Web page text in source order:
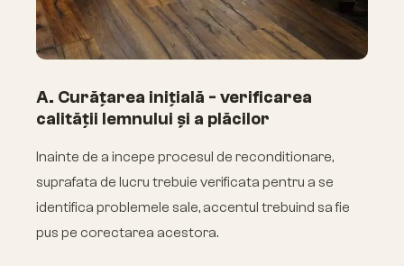
A. Curățarea inițială - verificarea
calității lemnului și a plăcilor
Inainte de a incepe procesul de reconditionare,
suprafata de lucru trebuie verificata pentru a se
identifica problemele sale, accentul trebuind sa fie
pus pe corectarea acestora.